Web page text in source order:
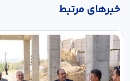
خبر‌های مرتبط